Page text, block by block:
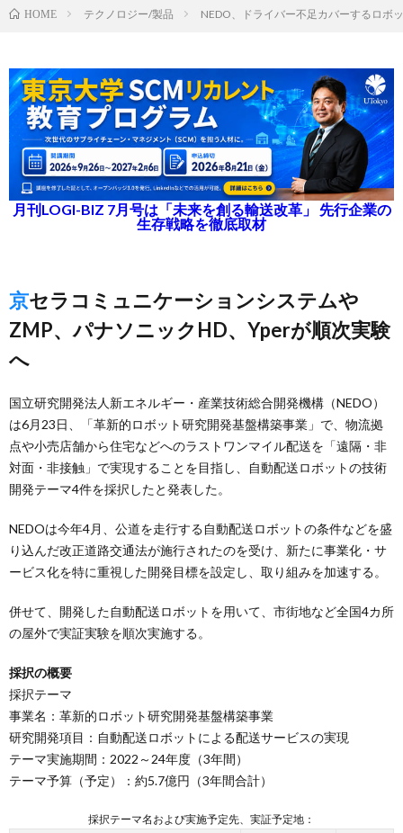
HOME テクノロジー/製品 NEDO、ドライバー不足カバーするロボ
月刊LOGI-BIZ 7月号は「未来を創る輸送改革」 先行企業の
生存戦略を徹底取材
京セラコミュニケーションシステムや
ZMP、パナソニックHD、Yperが順次実験
へ
国立研究開発法人新エネルギー・産業技術総合開発機構（NEDO）
は6月23日、「革新的ロボット研究開発基盤構築事業」で、物流拠
点や小売店舗から住宅などへのラストワンマイル配送を「遠隔・非
対面・非接触」で実現することを目指し、自動配送ロボットの技術
開発テーマ4件を採択したと発表した。
NEDOは今年4月、公道を走行する自動配送ロボットの条件などを盛
り込んだ改正道路交通法が施行されたのを受け、新たに事業化・サ
ービス化を特に重視した開発目標を設定し、取り組みを加速する。
併せて、開発した自動配送ロボットを用いて、市街地など全国4カ所
の屋外で実証実験を順次実施する。
採択の概要
採択テーマ
事業名：革新的ロボット研究開発基盤構築事業
研究開発項目：自動配送ロボットによる配送サービスの実現
テーマ実施期間：2022～24年度（3年間）
テーマ予算（予定）：約5.7億円（3年間合計）
採択テーマ名および実施予定先、実証予定地：